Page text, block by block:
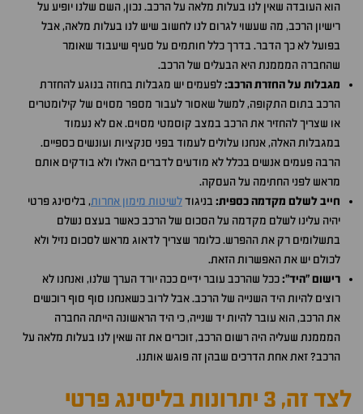
הוא העובדה שאין לנו בעלות מלאה על הרכב. נכון, השם שלנו יופיע על
רישיון הרכב, מה שעשוי לגרום לנו לחשוב שיש לנו בעלות מלאה, אבל
בפועל לא כך הדבר. בדרך כלל חותמים על סעיף שיעבוד שאומר
שהחברה המממנת היא הבעלים של הרכב.
מגבלות על החזרת הרכב:לפעמים יש מגבלות בחוזה בנוגע להחזרת
הרכב בתום התקופה, למשל שאסור לעבור מספר מסוים של קילומטרים
או שצריך להחזיר את הרכב במצב קוסמטי מסוים. אם לא נעמוד
במגבלות האלה, אנחנו עלולים לעמוד בפני סנקציות ועונשים כספיים.
הרבה פעמים אנשים בכלל לא מודעים לדברים האלו ולא בודקים אותם
מראש לפני החתימה על העסקה.
חייב לשלם מקדמה כספית: בניגודלשיטות מימון אחרות, בליסינג פרטי
יהיה עלינו לשלם מקדמה על הסכום של הרכב כאשר בעצם נשלם
בתשלומים רק את ההפרש. כלומר שצריך לדאוג מראש לסכום נזיל ולא
לכולם יש את האפשרות הזאת.
רישום "היד":ככל שהרכב עובר ידיים ככה יורד הערך שלנו, ואנחנו לא
רוצים להיות היד השנייה של הרכב. אבל לרוב כשאנחנו סוף סוף רוכשים
את הרכב, הוא עובר להיות יד שנייה, כי היד הראשונה הייתה החברה
המממנת שעליה היה רשום הרכב, זוכרים את זה שאין לנו בעלות מלאה על
הרכב? זאת אחת הדרכים שבהן זה פוגש אותנו.
לצד זה, 3 יתרונות בליסינג פרטי